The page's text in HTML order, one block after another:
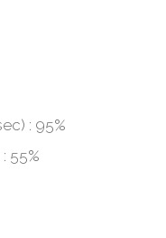
: 95%
55%